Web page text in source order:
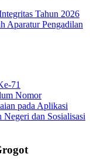
Tahun 2026
Aparatur Pengadilan
71
Nomor
pada Aplikasi
dan Sosialisasi